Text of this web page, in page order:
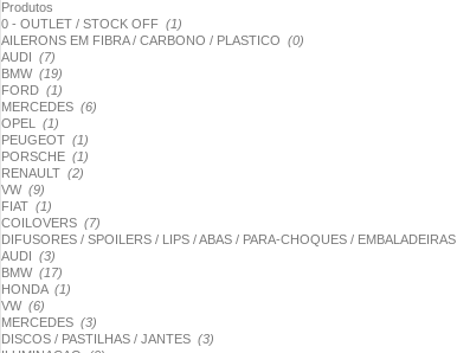
Produtos
0 - OUTLET / STOCK OFF (1)
AILERONS EM FIBRA / CARBONO / PLASTICO (0)
AUDI (7)
BMW (19)
FORD (1)
MERCEDES (6)
OPEL (1)
PEUGEOT (1)
PORSCHE (1)
RENAULT (2)
VW (9)
FIAT (1)
COILOVERS (7)
DIFUSORES / SPOILERS / LIPS / ABAS / PARA-CHOQUES / EMBALADEIRAS
AUDI (3)
BMW (17)
HONDA (1)
VW (6)
MERCEDES (3)
DISCOS / PASTILHAS / JANTES (3)